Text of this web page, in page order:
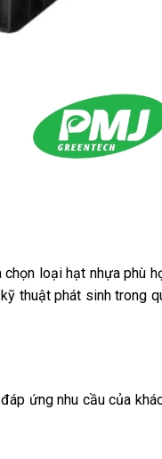
loại hạt nhựa phù
thuật phát sinh trong
ứng nhu cầu của